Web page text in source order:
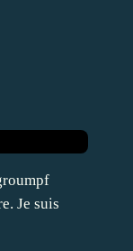
Je suis